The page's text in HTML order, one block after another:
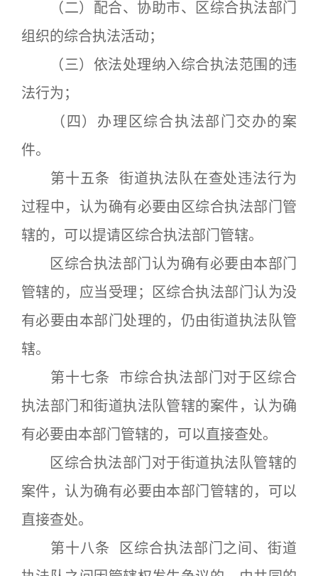
（二）配合、协助市、区综合执法部门
组织的综合执法活动；
（三）依法处理纳入综合执法范围的违
法行为；
（四）办理区综合执法部门交办的案
件。
第十五条 街道执法队在查处违法行为
过程中，认为确有必要由区综合执法部门管
辖的，可以提请区综合执法部门管辖。
区综合执法部门认为确有必要由本部门
管辖的，应当受理；区综合执法部门认为没
有必要由本部门处理的，仍由街道执法队管
辖。
第十七条 市综合执法部门对于区综合
执法部门和街道执法队管辖的案件，认为确
有必要由本部门管辖的，可以直接查处。
区综合执法部门对于街道执法队管辖的
案件，认为确有必要由本部门管辖的，可以
直接查处。
第十八条 区综合执法部门之间、街道